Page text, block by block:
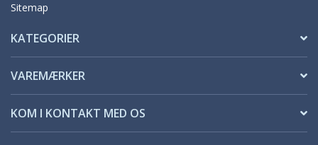
Sitemap
KATEGORIER
VAREMÆRKER
KOM I KONTAKT MED OS